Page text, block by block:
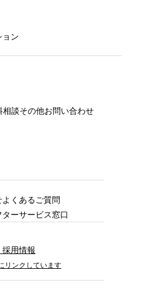
ョン
相談その他お問い合わせ
よくあるご質問
ターサービス窓口
用情報
リンクしています